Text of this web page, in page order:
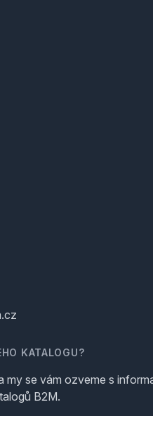
KATALOGU?
my se vám ozveme s
B2M.